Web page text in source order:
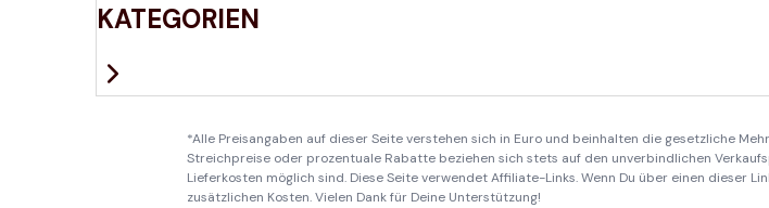
KATEGORIEN
*Alle Preisangaben auf dieser Seite verstehen sich in Euro und beinhalten die gesetzliche
Streichpreise oder prozentuale Rabatte beziehen sich stets auf den unverbindlichen
Lieferkosten möglich sind. Diese Seite verwendet Affiliate-Links. Wenn Du über einen dieser
zusätzlichen Kosten. Vielen Dank für Deine Unterstützung!